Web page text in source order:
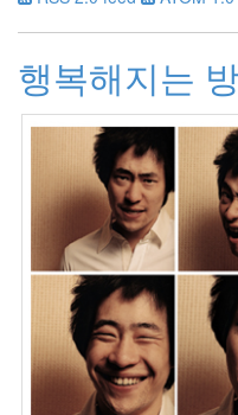
행복해지는
2007
2
월
12
3
월
2007
10
2007